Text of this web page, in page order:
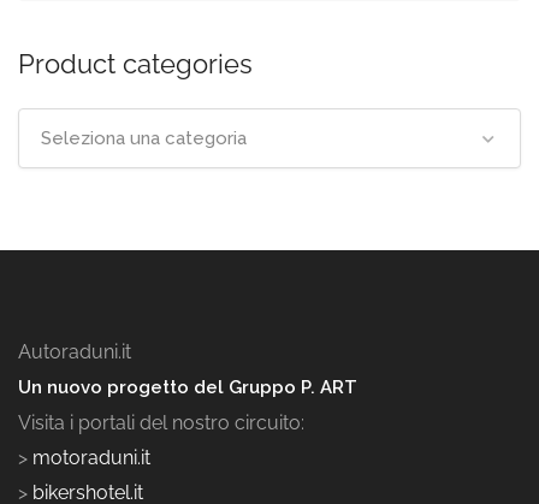
Product categories
Seleziona una categoria
Autoraduni.it
Un nuovo progetto del Gruppo P. ART
Visita i portali del nostro circuito:
> motoraduni.it
> bikershotel.it